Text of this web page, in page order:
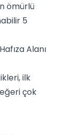
ömürlü
5
Alanı
ilk
çok